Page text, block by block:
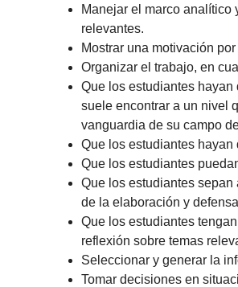
Manejar el marco
relevantes.
Mostrar una motivación
Organizar el trabajo, en
Que los estudiantes
suele encontrar a un nivel
vanguardia de su campo
Que los estudiantes
Que los estudiantes
Que los estudiantes
de la elaboración y
Que los estudiantes
reflexión sobre temas
Seleccionar y generar la
Tomar decisiones en